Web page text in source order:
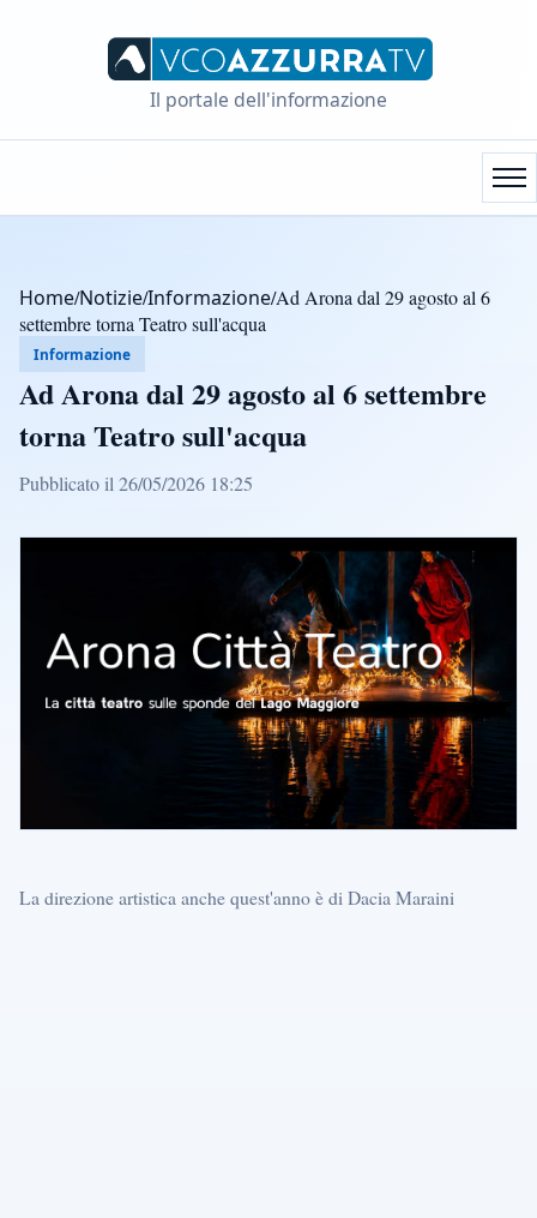
Il portale dell'informazione
Home/Notizie/Informazione/Ad Arona dal 29 agosto al 6
settembre torna Teatro sull'acqua
Informazione
Ad Arona dal 29 agosto al 6 settembre
torna Teatro sull'acqua
Pubblicato il 26/05/2026 18:25
La direzione artistica anche quest'anno è di Dacia Maraini